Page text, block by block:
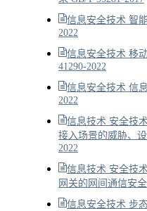
信息安全技术 智
2022
信息安全技术 移
41290-2022
信息安全技术 信
2022
信息技术 安全技
接入场景的威胁、
2022
信息技术 安全技
网关的网间通信安
信息安全技术 步